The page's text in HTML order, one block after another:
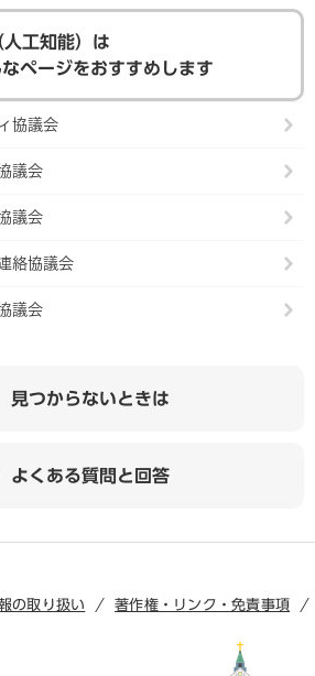
工知能）は
なページをおすすめします
協議会
議会
議会
絡協議会
議会
見つからないときは
よくある質問と回答
の取り扱い
著作権・リンク・免責事項